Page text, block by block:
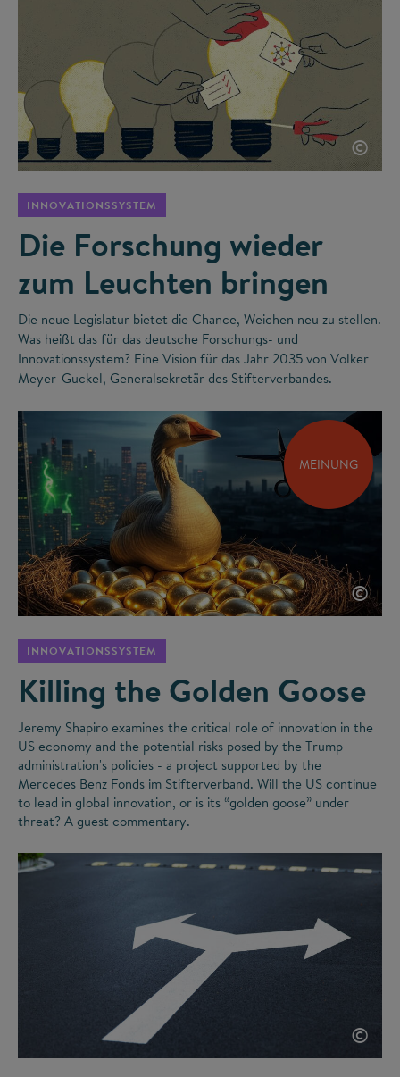
©
INNOVATIONSSYSTEM
Die Forschung wieder
zum Leuchten bringen
Die neue Legislatur bietet die Chance, Weichen neu zu stellen.
Was heißt das für das deutsche Forschungs- und
Innovationssystem? Eine Vision für das Jahr 2035 von Volker
Meyer-Guckel, Generalsekretär des Stifterverbandes.
MEINUNG
©
INNOVATIONSSYSTEM
Killing the Golden Goose
Jeremy Shapiro examines the critical role of innovation in the
US economy and the potential risks posed by the Trump
administration's policies - a project supported by the
Mercedes Benz Fonds im Stifterverband. Will the US continue
to lead in global innovation, or is its “golden goose” under
threat? A guest commentary.
©